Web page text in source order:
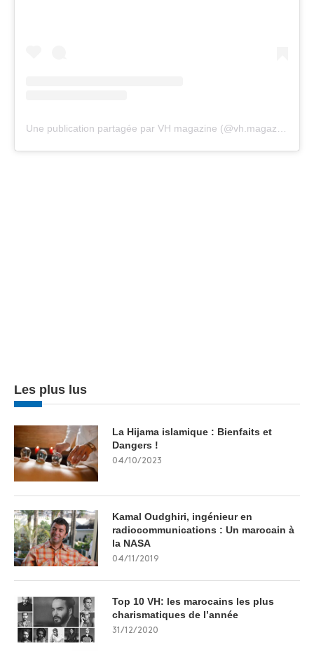
Une publication partagée par VH magazine (@vh.magazine)
Les plus lus
La Hijama islamique : Bienfaits et
Dangers !
04/10/2023
Kamal Oudghiri, ingénieur en
radiocommunications : Un marocain à
la NASA
04/11/2019
Top 10 VH: les marocains les plus
charismatiques de l’année
31/12/2020